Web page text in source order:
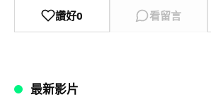
讚好0 看留言
最新影片